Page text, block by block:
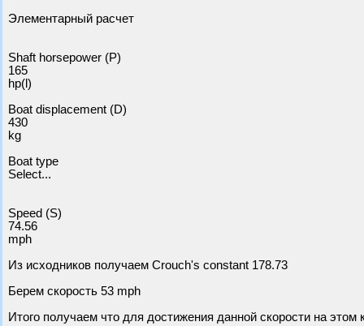
Элементарный расчет
Shaft horsepower (P)
165
hp(l)
Boat displacement (D)
430
kg
Boat type
Select...
Speed (S)
74.56
mph
Из исходников получаем Crouch's constant 178.73
Берем скорость 53 mph
Итого получаем что для достижения данной скорости на этом